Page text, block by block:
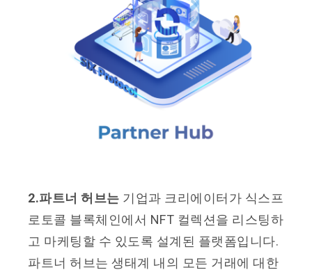
2.파트너 허브는 기업과 크리에이터가 식스프
로토콜 블록체인에서 NFT 컬렉션을 리스팅하
고 마케팅할 수 있도록 설계된 플랫폼입니다.
파트너 허브는 생태계 내의 모든 거래에 대한